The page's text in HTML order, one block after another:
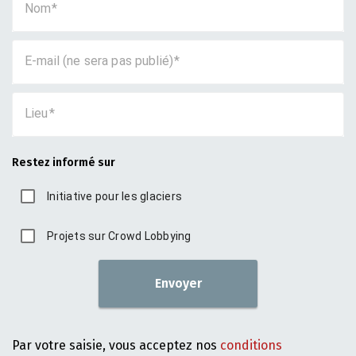
Nom
E-mail (ne sera pas publié)
Lieu
Restez informé sur
Initiative pour les glaciers
Projets sur Crowd Lobbying
Envoyer
Par votre saisie, vous acceptez nos conditions